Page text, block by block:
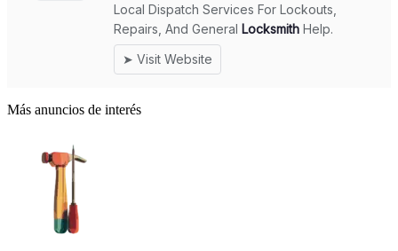
Más anuncios de interés